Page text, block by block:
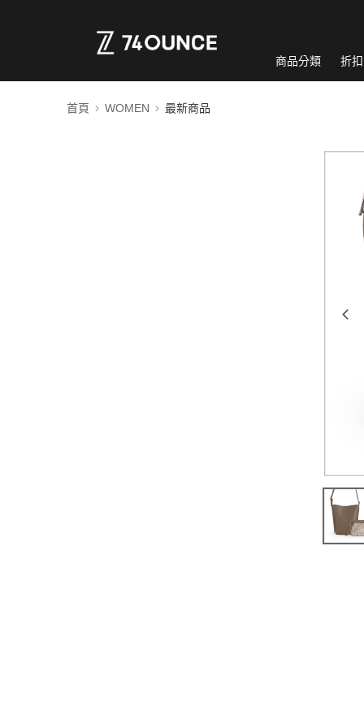
商品分類 折
首頁 WOMEN 最新商品